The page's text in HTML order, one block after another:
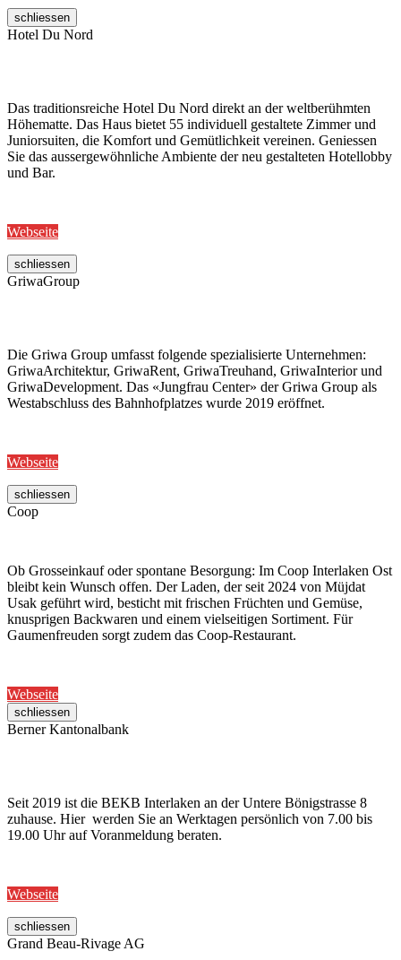
schliessen
Hotel Du Nord
Das traditionsreiche Hotel Du Nord direkt an der weltberühmten
Höhematte. Das Haus bietet 55 individuell gestaltete Zimmer und
Juniorsuiten, die Komfort und Gemütlichkeit vereinen. Geniessen
Sie das aussergewöhnliche Ambiente der neu gestalteten Hotellobby
und Bar.
Webseite
schliessen
GriwaGroup
Die Griwa Group umfasst folgende spezialisierte Unternehmen:
GriwaArchitektur, GriwaRent, GriwaTreuhand, GriwaInterior und
GriwaDevelopment. Das «Jungfrau Center» der Griwa Group als
Westabschluss des Bahnhofplatzes wurde 2019 eröffnet.
Webseite
schliessen
Coop
Ob Grosseinkauf oder spontane Besorgung: Im Coop Interlaken Ost
bleibt kein Wunsch offen. Der Laden, der seit 2024 von Müjdat
Usak geführt wird, besticht mit frischen Früchten und Gemüse,
knusprigen Backwaren und einem vielseitigen Sortiment. Für
Gaumenfreuden sorgt zudem das Coop-Restaurant.
Webseite
schliessen
Berner Kantonalbank
Seit 2019 ist die BEKB Interlaken an der Untere Bönigstrasse 8
zuhause. Hier werden Sie an Werktagen persönlich von 7.00 bis
19.00 Uhr auf Voranmeldung beraten.
Webseite
schliessen
Grand Beau-Rivage AG